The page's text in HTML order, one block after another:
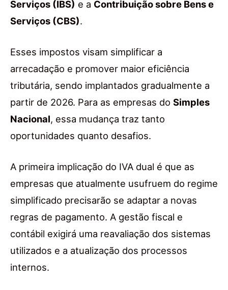
Serviços (IBS) e a Contribuição sobre Bens e
Serviços (CBS).
Esses impostos visam simplificar a
arrecadação e promover maior eficiência
tributária, sendo implantados gradualmente a
partir de 2026. Para as empresas do Simples
Nacional, essa mudança traz tanto
oportunidades quanto desafios.
A primeira implicação do IVA dual é que as
empresas que atualmente usufruem do regime
simplificado precisarão se adaptar a novas
regras de pagamento. A gestão fiscal e
contábil exigirá uma reavaliação dos sistemas
utilizados e a atualização dos processos
internos.